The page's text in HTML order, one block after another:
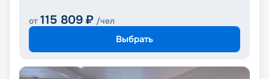
от 115 809 ₽ /чел
Выбрать